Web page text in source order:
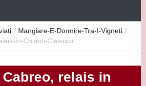
/ Mangiare-E-Dormire-Tra-I-Vigneti /
In-Chianti-Classico
relais in